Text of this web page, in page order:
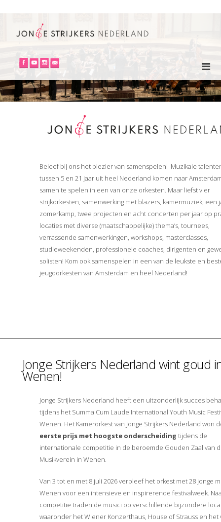
Beleef bij ons het plezier van samenspelen! Muzikale
tussen 5 en 21 jaar uit heel Nederland komen naar
samen te spelen in een van onze orkesten. Maar liefst vier
strijkorkesten, samenwerking met blazers, kamermuziek, een
zomerkamp, twee projecten en acht concerten per jaar op
locaties met diverse (maatschappelijke) thema’s, tournees,
verrassende samenwerkingen, workshops, masterclasses,
studieweekenden, professionele coaches, dirigenten en
solisten! Kom ook samenspelen in een van de leukste en
jeugdorkesten van Amsterdam en heel Nederland!
Jonge Strijkers Nederland wint goud
Wenen!
Jonge Strijkers Nederland heeft een uitzonderlijk succes
tijdens het Summa Cum Laude International Youth Music
Wenen. Het Kamerorkest van Jonge Strijkers Nederland won
eerste prijs met hoogste onderscheiding tijdens de
internationale competitie in de beroemde Gouden Zaal van
Musikverein in Wenen.
Van 3 tot en met 8 juli 2026 verbleef het orkest met 28 jonge
Wenen voor een intensieve en inspirerende festivalweek.
competitie traden de musici op verschillende bijzondere
waaronder het Wiener Konzerthaus, House of Strauss en het